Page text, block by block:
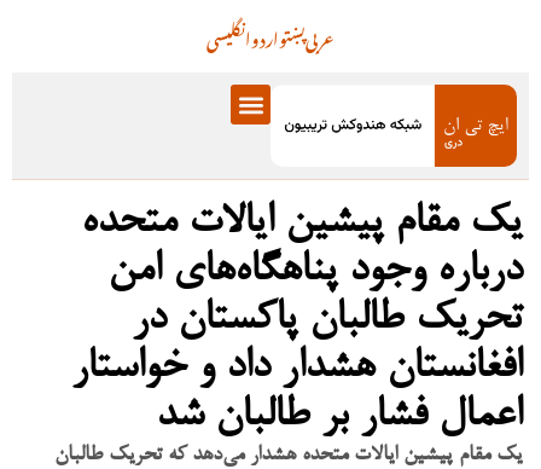
انگلیسیاردوپښتوعربی
یک مقام پیشین ایالات متحده
درباره وجود پناهگاه‌های امن
تحریک طالبان پاکستان در
افغانستان هشدار داد و خواستار
اعمال فشار بر طالبان شد
یک مقام پیشین ایالات متحده هشدار می‌دهد که تحریک طالبان